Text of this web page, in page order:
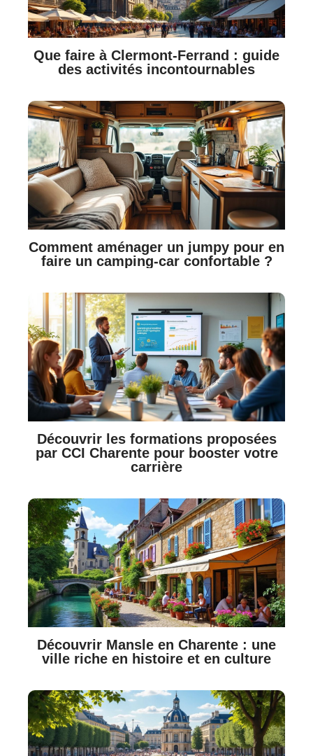
Que faire à Clermont-Ferrand : guide
des activités incontournables
Comment aménager un jumpy pour en
faire un camping-car confortable ?
Découvrir les formations proposées
par CCI Charente pour booster votre
carrière
Découvrir Mansle en Charente : une
ville riche en histoire et en culture